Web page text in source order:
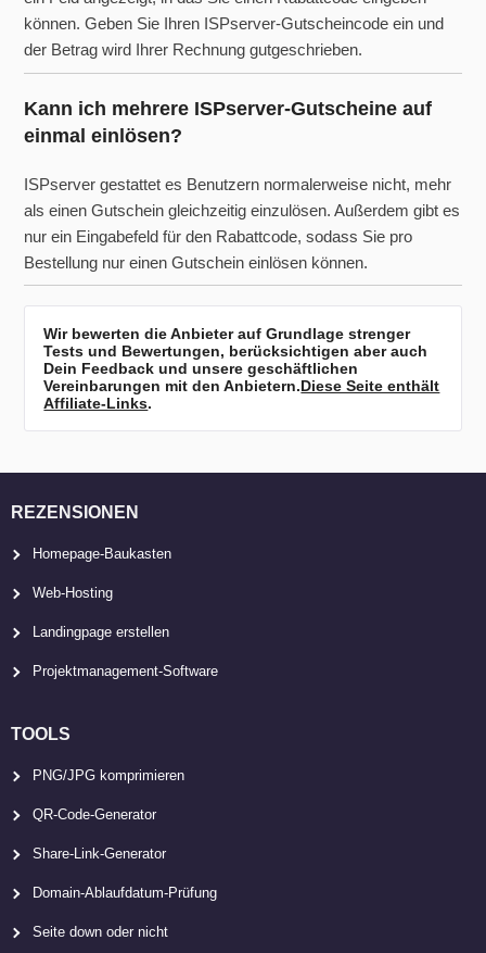
können. Geben Sie Ihren ISPserver-Gutscheincode ein und
der Betrag wird Ihrer Rechnung gutgeschrieben.
Kann ich mehrere ISPserver-Gutscheine auf
einmal einlösen?
ISPserver gestattet es Benutzern normalerweise nicht, mehr
als einen Gutschein gleichzeitig einzulösen. Außerdem gibt es
nur ein Eingabefeld für den Rabattcode, sodass Sie pro
Bestellung nur einen Gutschein einlösen können.
Wir bewerten die Anbieter auf Grundlage strenger
Tests und Bewertungen, berücksichtigen aber auch
Dein Feedback und unsere geschäftlichen
Vereinbarungen mit den Anbietern.Diese Seite enthält
Affiliate-Links.
REZENSIONEN
Homepage-Baukasten
Web-Hosting
Landingpage erstellen
Projektmanagement-Software
TOOLS
PNG/JPG komprimieren
QR-Code-Generator
Share-Link-Generator
Domain-Ablaufdatum-Prüfung
Seite down oder nicht